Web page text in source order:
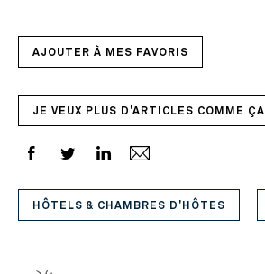
AJOUTER À MES FAVORIS
JE VEUX PLUS D'ARTICLES COMME ÇA
HÔTELS & CHAMBRES D'HÔTES